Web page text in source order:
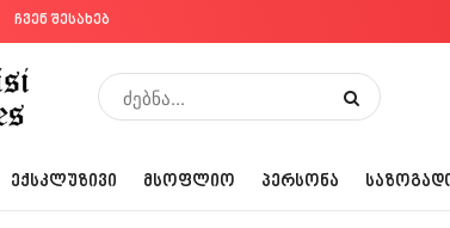
ჩვენ შესახებ
ᲔᲥᲡᲙᲚᲣᲖᲘᲕᲘ ᲛᲡᲝᲤᲚᲘᲝ ᲞᲔᲠᲡᲝᲜᲐ